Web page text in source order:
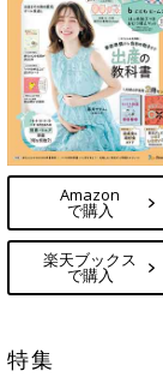
Amazon
で購入
楽天ブックス
で購入
特集